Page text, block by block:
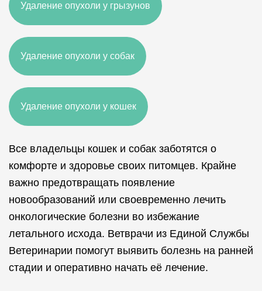
Удаление опухоли у грызунов
Удаление опухоли у собак
Удаление опухоли у кошек
Все владельцы кошек и собак заботятся о
комфорте и здоровье своих питомцев. Крайне
важно предотвращать появление
новообразований или своевременно лечить
онкологические болезни во избежание
летального исхода. Ветврачи из Единой Службы
Ветеринарии помогут выявить болезнь на ранней
стадии и оперативно начать её лечение.